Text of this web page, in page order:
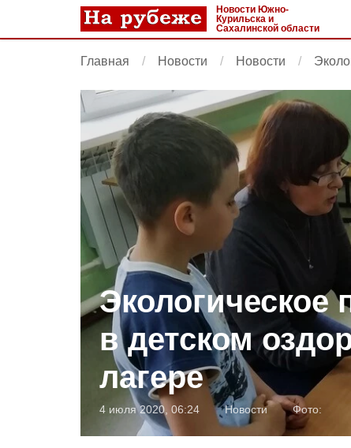
Новости Южно-
Курильска и
Сахалинской области
Главная Новости Новости
Экологическое
в детском
лагере
4 июля 2020, 06:24 Новости Фото: